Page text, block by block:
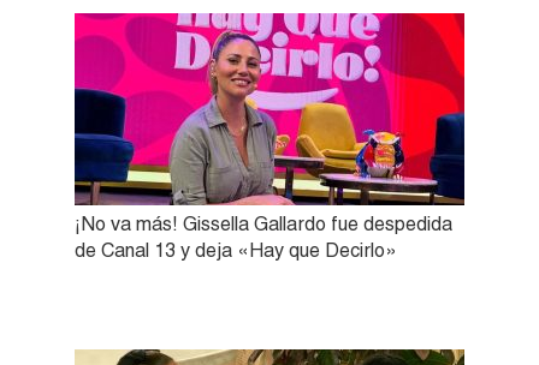
¡No va más! Gissella Gallardo fue despedida
de Canal 13 y deja «Hay que Decirlo»